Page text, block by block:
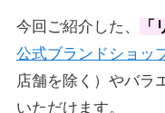
今回ご紹介した、
公式ブランドショッ
店舗を除く）やバラ
いただけます。